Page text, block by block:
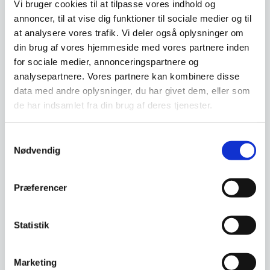
Vi bruger cookies til at tilpasse vores indhold og
annoncer, til at vise dig funktioner til sociale medier og til
at analysere vores trafik. Vi deler også oplysninger om
din brug af vores hjemmeside med vores partnere inden
for sociale medier, annonceringspartnere og
analysepartnere. Vores partnere kan kombinere disse
data med andre oplysninger, du har givet dem, eller som
de har indsamlet fra din brug af deres tjenester.
Nødvendig
Præferencer
Statistik
Marketing
Miyabi Chutoh 16 cm kniv,
Damask design, 133 lag
stål
Miyabi giver dig det perfekte
snit. Chutoh er en
2.699,00 DKK
Risvig
2.372,50DKK